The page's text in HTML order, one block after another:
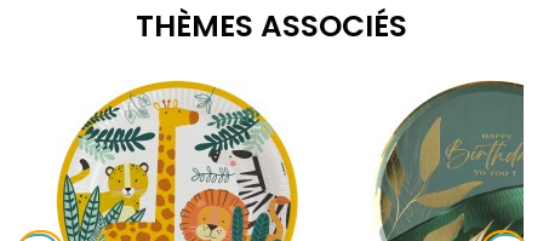
THÈMES ASSOCIÉS